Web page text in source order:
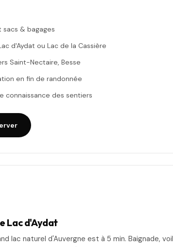
sacs & bagages
d'Aydat ou Lac de la Cassière
Saint-Nectaire, Besse
en fin de randonnée
connaissance des sentiers
Lac d'Aydat
lac naturel d'Auvergne est à 5 min. Baignade,